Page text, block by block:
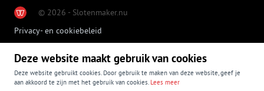
© 2026 - Slotenmaker.nu
Privacy- en cookiebeleid
Deze website maakt gebruik van cookies
Deze website gebruikt cookies. Door gebruik te maken van deze website, geef je
aan akkoord te zijn met het gebruik van cookies. Lees meer